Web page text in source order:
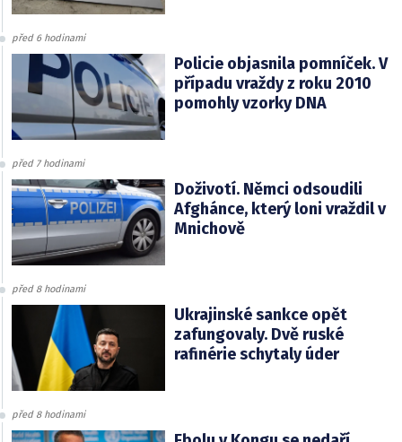
před 6 hodinami
Policie objasnila pomníček. V
případu vraždy z roku 2010
pomohly vzorky DNA
před 7 hodinami
Doživotí. Němci odsoudili
Afghánce, který loni vraždil v
Mnichově
před 8 hodinami
Ukrajinské sankce opět
zafungovaly. Dvě ruské
rafinérie schytaly úder
před 8 hodinami